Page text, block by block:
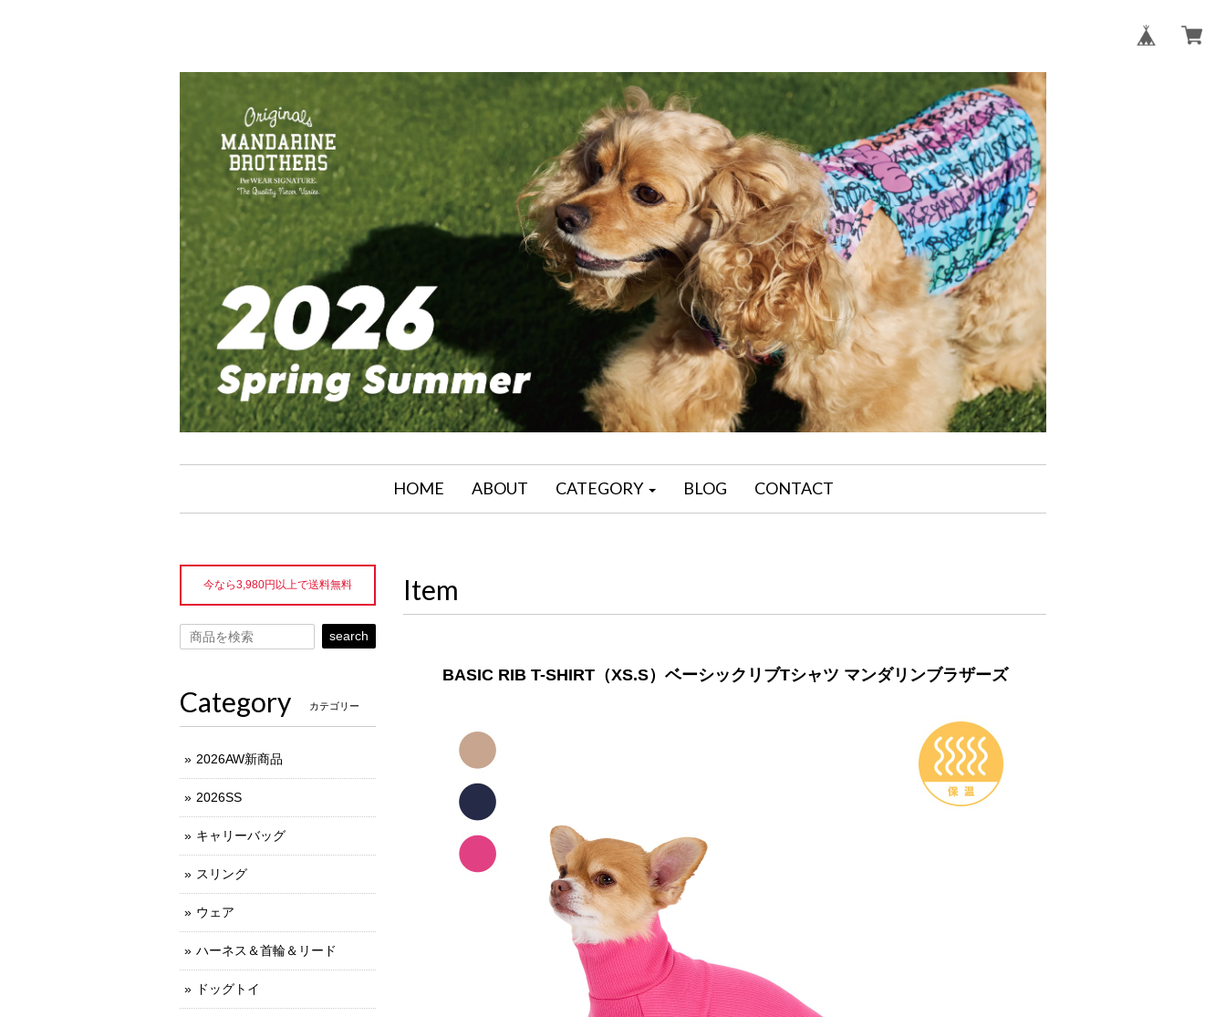
HOME ABOUT CATEGORY BLOG CONTACT
Item
BASIC RIB T-SHIRT（XS.S）ベーシックリブTシャツ マンダリンブラザーズ
今なら3,980円以上で送料無料
search
Category カテゴリー
2026AW新商品
2026SS
キャリーバッグ
スリング
ウェア
ハーネス＆首輪＆リード
ドッグトイ